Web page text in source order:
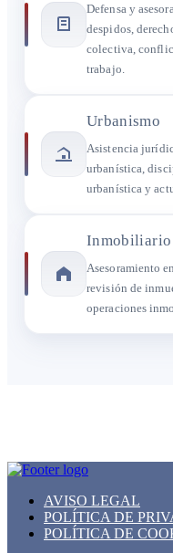
Defensa y
despidos,
colectiva,
trabajo.
Urbanismo
Asistencia
urbanística,
urbanística y
Inmobiliario
Asesoramiento
revisión de
operaciones
AVISO LEGAL
POLÍTICA DE
POLÍTICA DE